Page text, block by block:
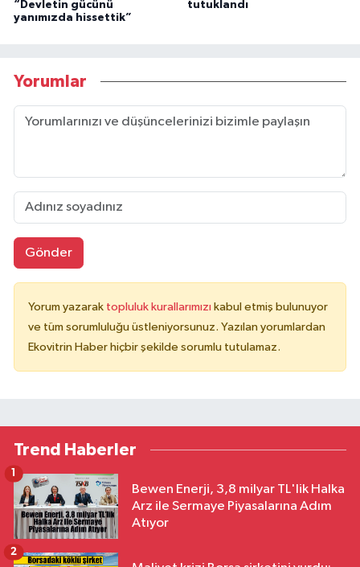
“Devletin gücünü
yanımızda hissettik”
tutuklandı
Yorumlar
Gönder
Yorum yazarak topluluk kurallarımızı kabul etmiş bulunuyor
ve tüm sorumluluğu üstleniyorsunuz. Yazılan yorumlardan
Ekovitrin Haber hiçbir şekilde sorumlu tutulamaz.
Trend Haberler
Bewen Enerji, 3,8 milyar TL'lik Halka
Arz ile Sermaye Piyasalarına Adım
Atıyor
2